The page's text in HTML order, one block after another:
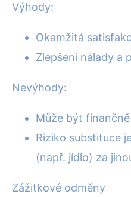
Výhody:
Okamžitá
Zlepšení nálady a
Nevýhody:
Může být
Riziko substituce
(např. jídlo) za
Zážitkové odměny